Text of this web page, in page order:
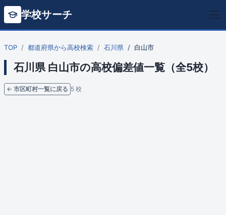
学校サーチ
TOP 都道府県から高校検索 石川県 白山市
石川県 白山市の高校偏差値一覧（全5校）
← 市区町村一覧に戻る 5 校